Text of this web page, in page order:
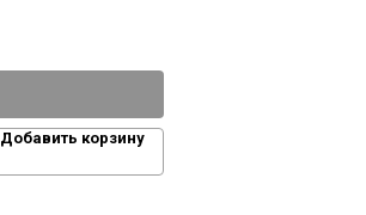
Добавить корзину